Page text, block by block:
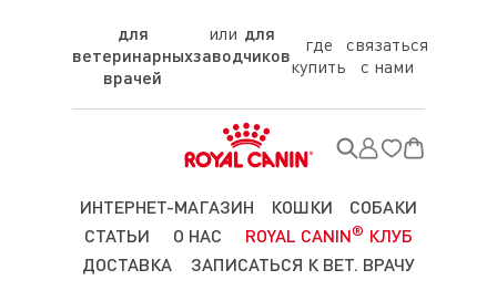
для
ветеринарных
врачей
для
заводчиков
где
купить
связаться
с нами
ИНТЕРНЕТ-МАГАЗИН КОШКИ
СОБАКИ
СТАТЬИ
О НАС ROYAL CANIN® КЛУБ
ДОСТАВКА
ЗАПИСАТЬСЯ К ВЕТ. ВРАЧУ